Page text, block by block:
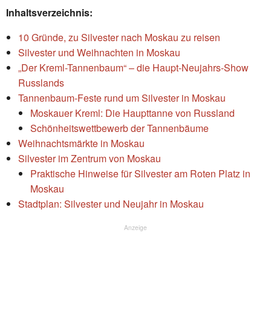
Inhaltsverzeichnis:
10 Gründe, zu Silvester nach Moskau zu reisen
Silvester und Weihnachten in Moskau
„Der Kreml-Tannenbaum“ – die Haupt-Neujahrs-Show
Russlands
Tannenbaum-Feste rund um Silvester in Moskau
Moskauer Kreml: Die Haupttanne von Russland
Schönheitswettbewerb der Tannenbäume
Weihnachtsmärkte in Moskau
Silvester im Zentrum von Moskau
Praktische Hinweise für Silvester am Roten Platz in
Moskau
Stadtplan: Silvester und Neujahr in Moskau
Anzeige